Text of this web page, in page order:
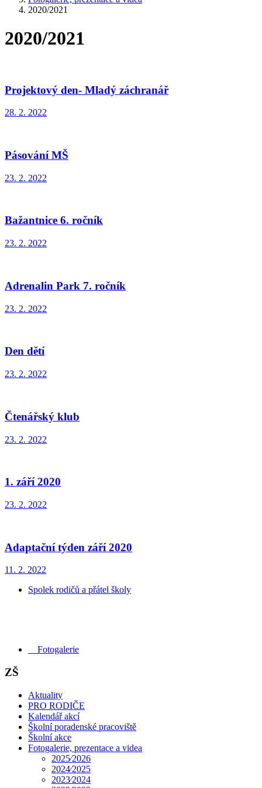
2020/2021
2020/2021
Projektový den- Mladý záchranář
28. 2. 2022
Pásování MŠ
23. 2. 2022
Bažantnice 6. ročník
23. 2. 2022
Adrenalin Park 7. ročník
23. 2. 2022
Den dětí
23. 2. 2022
Čtenářský klub
23. 2. 2022
1. září 2020
23. 2. 2022
Adaptační týden září 2020
11. 2. 2022
Spolek rodičů a přátel školy
Fotogalerie
ZŠ
Aktuality
PRO RODIČE
Kalendář akcí
Školní poradenské pracoviště
Školní akce
Fotogalerie, prezentace a videa
2025⁄2026
2024⁄2025
2023⁄2024